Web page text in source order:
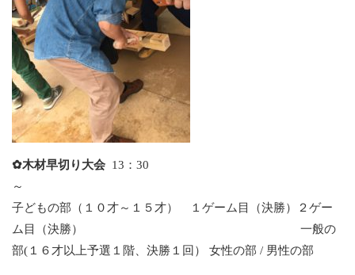
✿木材早切り大会 13：30
子どもの部（１０才～１５才） １ゲーム目（決勝）２ゲー
ム目（決勝） 一般の
部(１６才以上予選１階、決勝１回） 女性の部 / 男性の部